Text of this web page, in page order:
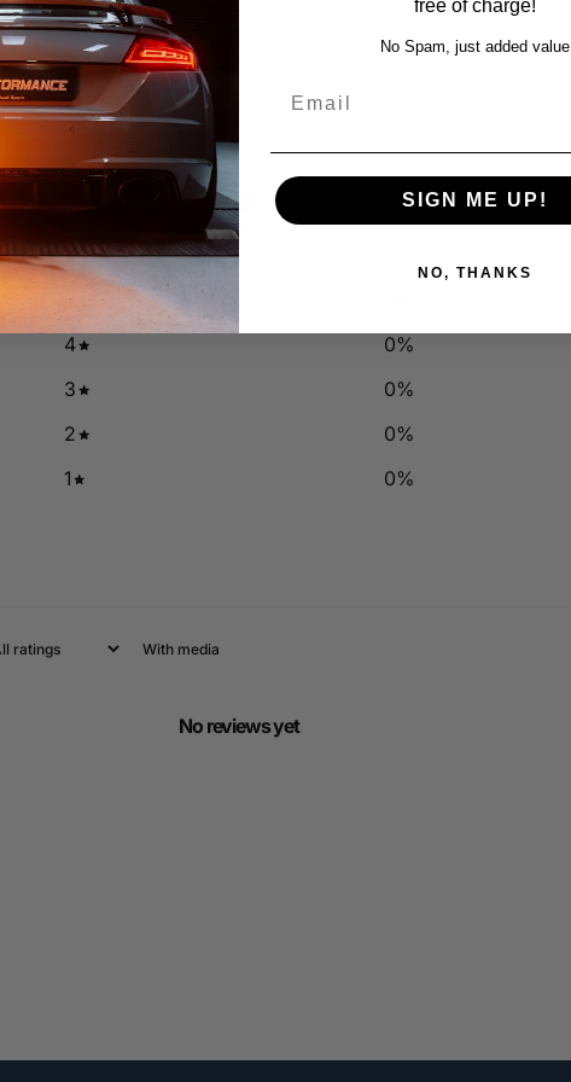
0 0 reviews
5
4
0%
3
0%
2
0%
1
0%
With media
No reviews yet
free of charge!
No Spam, just added value
SIGN ME UP!
NO, THANKS